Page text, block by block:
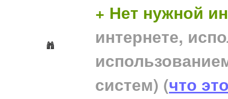
+ Нет нужной
интернете,
систем) (что